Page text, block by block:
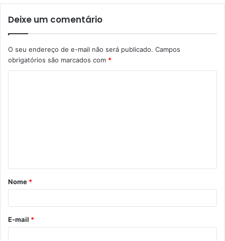
Deixe um comentário
O seu endereço de e-mail não será publicado. Campos
obrigatórios são marcados com *
á
r
*
Nome *
E-mail *